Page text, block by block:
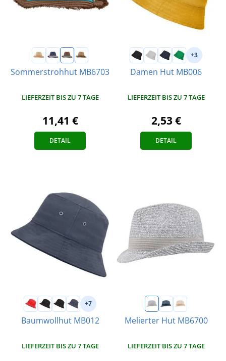
Sommerstrohhut MB6703
LIEFERZEIT BIS ZU 7 TAGE
11,41 €
DETAIL
+3
Damen Hut MB006
LIEFERZEIT BIS ZU 7 TAGE
2,53 €
DETAIL
+7
Baumwollhut MB012
LIEFERZEIT BIS ZU 7 TAGE
Melierter Hut MB6700
LIEFERZEIT BIS ZU 7 TAGE